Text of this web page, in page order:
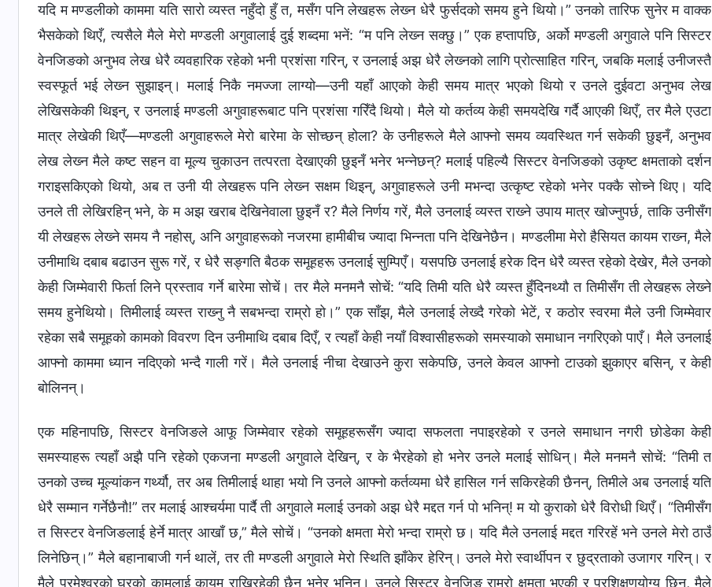
यदि म मण्डलीको काममा यति सारो व्यस्त नहुँदो हुँ त, मसँग पनि लेखहरू लेख्‍न धेरै फुर्सदको समय हुने थियो।” उनको तारिफ सुनेर म वाक्‍क
भैसकेको थिएँ, त्यसैले मैले मेरो मण्डली अगुवालाई दुई शब्दमा भनें: “म पनि लेख्‍न सक्छु।” एक हप्तापछि, अर्को मण्डली अगुवाले पनि सिस्टर
वेनजिङको अनुभव लेख धेरै व्यवहारिक रहेको भनी प्रशंसा गरिन्, र उनलाई अझ धेरै लेख्‍नको लागि प्रोत्साहित गरिन्, जबकि मलाई उनीजस्तै
स्वस्फूर्त भई लेख्‍न सुझाइन्। मलाई निकै नमज्‍जा लाग्यो—उनी यहाँ आएको केही समय मात्र भएको थियो र उनले दुईवटा अनुभव लेख
लेखिसकेकी थिइन्, र उनलाई मण्डली अगुवाहरूबाट पनि प्रशंसा गरिँदै थियो। मैले यो कर्तव्य केही समयदेखि गर्दै आएकी थिएँ, तर मैले एउटा
मात्र लेखेकी थिएँ—मण्डली अगुवाहरूले मेरो बारेमा के सोच्छन् होला? के उनीहरूले मैले आफ्नो समय व्यवस्थित गर्न सकेकी छुइनँ, अनुभव
लेख लेख्‍न मैले कष्ट सहन वा मूल्य चुकाउन तत्परता देखाएकी छुइनँ भनेर भन्नेछन्? मलाई पहिल्यै सिस्टर वेनजिङको उकृष्ट क्षमताको दर्शन
गराइसकिएको थियो, अब त उनी यी लेखहरू पनि लेख्‍न सक्षम थिइन्, अगुवाहरूले उनी मभन्दा उत्कृष्ट रहेको भनेर पक्‍कै सोच्ने थिए। यदि
उनले ती लेखिरहिन् भने, के म अझ खराब देखिनेवाला छुइनँ र? मैले निर्णय गरें, मैले उनलाई व्यस्त राख्‍ने उपाय मात्र खोज्नुपर्छ, ताकि उनीसँग
यी लेखहरू लेख्‍ने समय नै नहोस्, अनि अगुवाहरूको नजरमा हामीबीच ज्यादा भिन्नता पनि देखिनेछैन। मण्डलीमा मेरो हैसियत कायम राख्‍न, मैले
उनीमाथि दबाब बढाउन सुरू गरें, र धेरै सङ्गति बैठक समूहहरू उनलाई सुम्पिएँ। यसपछि उनलाई हरेक दिन धेरै व्यस्त रहेको देखेर, मैले उनको
केही जिम्मेवारी फिर्ता लिने प्रस्ताव गर्ने बारेमा सोचें। तर मैले मनमनै सोचें: “यदि तिमी यति धेरै व्यस्त हुँदिनथ्यौ त तिमीसँग ती लेखहरू लेख्‍ने
समय हुनेथियो। तिमीलाई व्यस्त राख्‍नु नै सबभन्दा राम्रो हो।” एक साँझ, मैले उनलाई लेख्दै गरेको भेटें, र कठोर स्वरमा मैले उनी जिम्मेवार
रहेका सबै समूहको कामको विवरण दिन उनीमाथि दबाब दिएँ, र त्यहाँ केही नयाँ विश्‍वासीहरूको समस्याको समाधान नगरिएको पाएँ। मैले उनलाई
आफ्नो काममा ध्यान नदिएको भन्दै गाली गरें। मैले उनलाई नीचा देखाउने कुरा सकेपछि, उनले केवल आफ्नो टाउको झुकाएर बसिन्, र केही
बोलिनन्।
एक महिनापछि, सिस्टर वेनजिङले आफू जिम्मेवार रहेको समूहहरूसँग ज्यादा सफलता नपाइरहेको र उनले समाधान नगरी छोडेका केही
समस्याहरू त्यहाँ अझै पनि रहेको एकजना मण्डली अगुवाले देखिन्, र के भैरहेको हो भनेर उनले मलाई सोधिन्। मैले मनमनै सोचें: “तिमी त
उनको उच्‍च मूल्यांकन गर्थ्यौ, तर अब तिमीलाई थाहा भयो नि उनले आफ्नो कर्तव्यमा धेरै हासिल गर्न सकिरहेकी छैनन्, तिमीले अब उनलाई यति
धेरै सम्मान गर्नेछैनौ!” तर मलाई आश्चर्यमा पार्दै ती अगुवाले मलाई उनको अझ धेरै मद्दत गर्न पो भनिन्! म यो कुराको धेरै विरोधी थिएँ। “तिमीसँग
त सिस्टर वेनजिङलाई हेर्ने मात्र आखाँ छ,” मैले सोचें। “उनको क्षमता मेरो भन्दा राम्रो छ। यदि मैले उनलाई मद्दत गरिरहें भने उनले मेरो ठाउँ
लिनेछिन्।” मैले बहानाबाजी गर्न थालें, तर ती मण्डली अगुवाले मेरो स्थिति झाँकेर हेरिन्। उनले मेरो स्वार्थीपन र छुद्रताको उजागर गरिन्। र
मैले परमेश्‍वरको घरको कामलाई कायम राखिरहेकी छैन भनेर भनिन्। उनले सिस्टर वेनजिङ राम्रो क्षमता भएकी र प्रशिक्षणयोग्य छिन्, मैले